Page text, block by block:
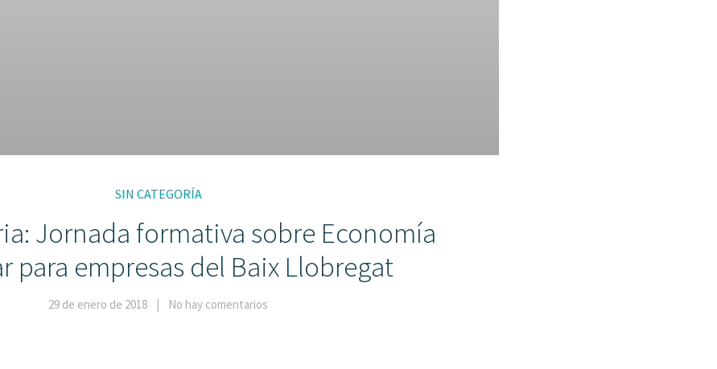
SIN CATEGORÍA
Jornada formativa sobre Economía
para empresas del Baix Llobregat
29 de enero de 2018 No hay comentarios